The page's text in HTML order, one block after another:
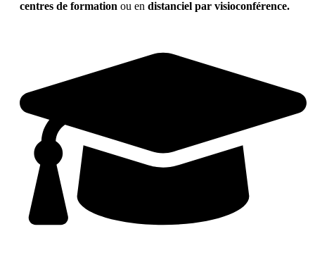
centres de formation ou en distanciel par visioconférence.